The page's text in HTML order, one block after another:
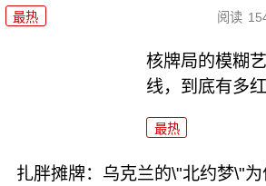
最热 阅读
核牌局的模糊
线，到底有多红
最热
扎胖摊牌：乌克兰的\"北约梦\"为